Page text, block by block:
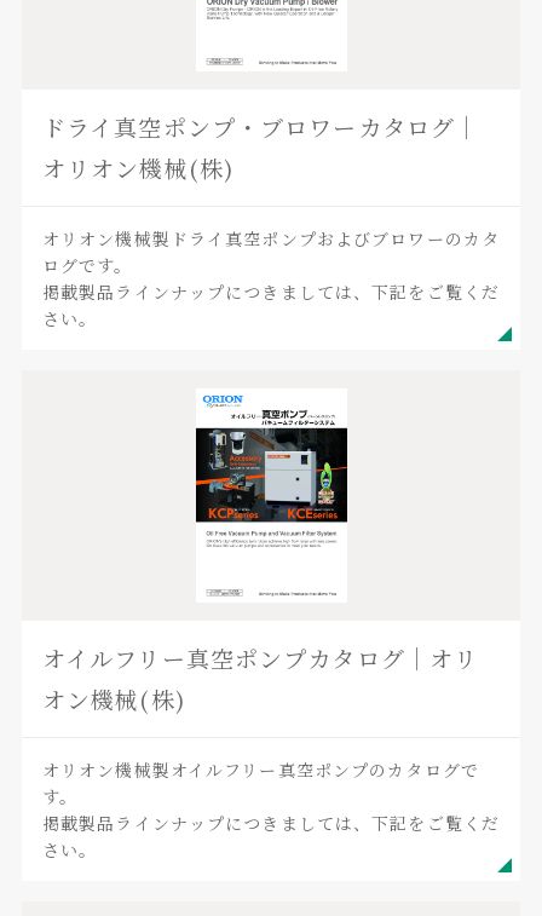
ドライ真空ポンプ・ブロワーカタログ｜
オリオン機械(株)
オリオン機械製ドライ真空ポンプおよびブロワーのカタ
ログです。
掲載製品ラインナップにつきましては、下記をご覧くだ
さい。
オイルフリー真空ポンプカタログ｜オリ
オン機械(株)
オリオン機械製オイルフリー真空ポンプのカタログで
す。
掲載製品ラインナップにつきましては、下記をご覧くだ
さい。